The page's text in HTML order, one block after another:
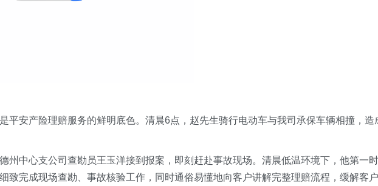
平安产险理赔服务的鲜明底色。 清晨6点 ，赵先生骑行电动车与我司 承保车辆相撞，造
州中心支公司 查勘员王玉洋接到报案，即刻赶赴事故现场。清晨低温环境下，他第一时
致完成现场查勘、事故核验工作，同时通俗易懂地向客户讲解完整理赔流程，缓解客户